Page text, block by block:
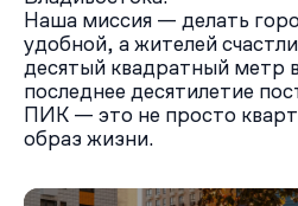
Наша миссия — делать
удобной, а жителей
десятый квадратный метр
последнее десятилетие
ПИК — это не просто
образ жизни.